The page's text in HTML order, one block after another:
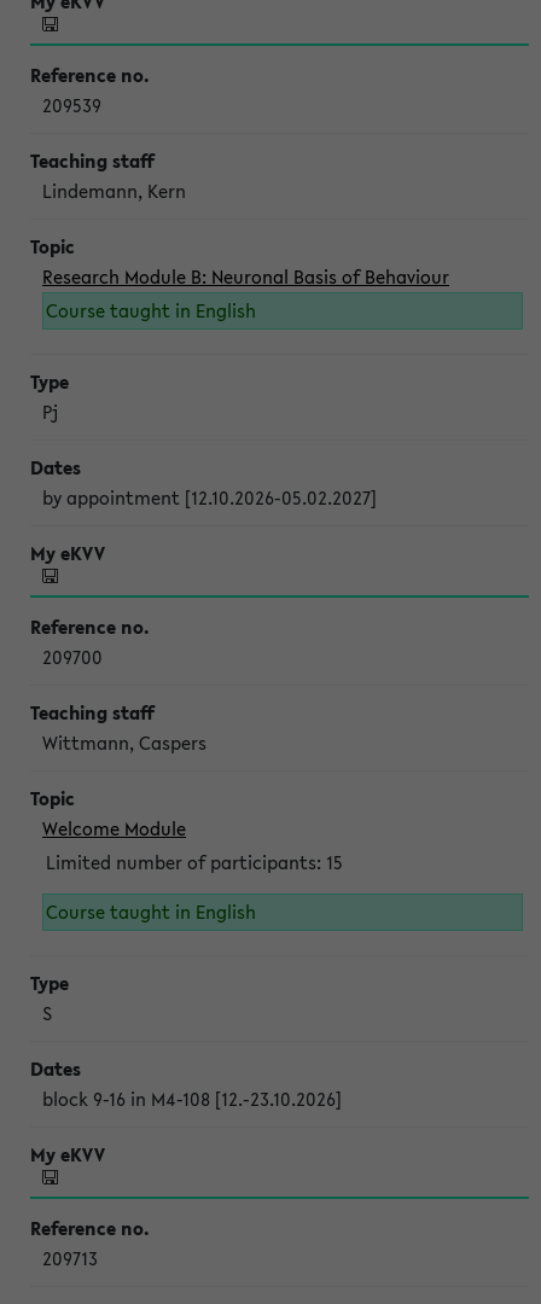
209539
Lindemann, Kern
Research Module B: Neuronal Basis of Behaviour
Course taught in English
Pj
by appointment [12.10.2026-05.02.2027]
209700
Wittmann, Caspers
Welcome Module
Limited number of participants: 15
Course taught in English
S
block 9-16 in M4-108 [12.-23.10.2026]
209713